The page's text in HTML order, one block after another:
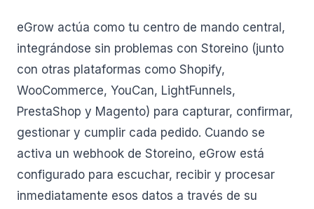
eGrow actúa como tu centro de mando central,
integrándose sin problemas con Storeino (junto
con otras plataformas como Shopify,
WooCommerce, YouCan, LightFunnels,
PrestaShop y Magento) para capturar, confirmar,
gestionar y cumplir cada pedido. Cuando se
activa un webhook de Storeino, eGrow está
configurado para escuchar, recibir y procesar
inmediatamente esos datos a través de su